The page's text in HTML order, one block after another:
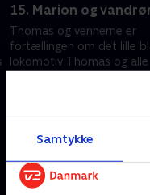
Samtykke
15. Marion og
Thomas og vennerne er
fortællingen om det lille
lokomotiv Thomas og alle